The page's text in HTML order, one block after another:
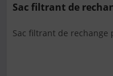
Sac filtrant de
Sac filtrant de rechange